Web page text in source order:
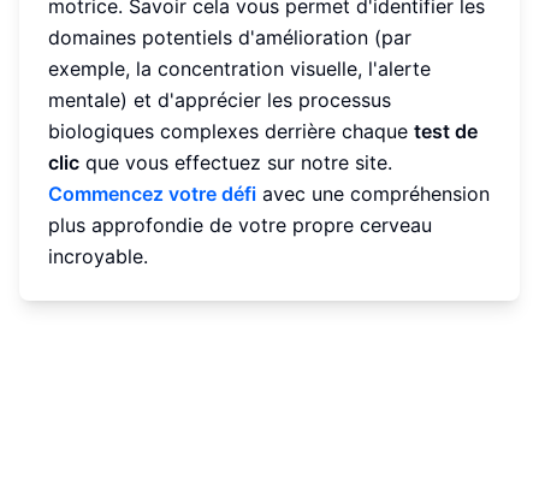
motrice. Savoir cela vous permet d'identifier les
domaines potentiels d'amélioration (par
exemple, la concentration visuelle, l'alerte
mentale) et d'apprécier les processus
biologiques complexes derrière chaque test de
clic que vous effectuez sur notre site.
Commencez votre défi avec une compréhension
plus approfondie de votre propre cerveau
incroyable.